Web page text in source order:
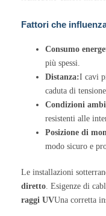
Fattori che
Consumo
più spessi.
Distanza:I cavi
caduta di
Condizioni
resistenti alle
Posizione di
modo sicuro e
Le installazioni
diretto. Esigenze di
raggi UVUna corretta